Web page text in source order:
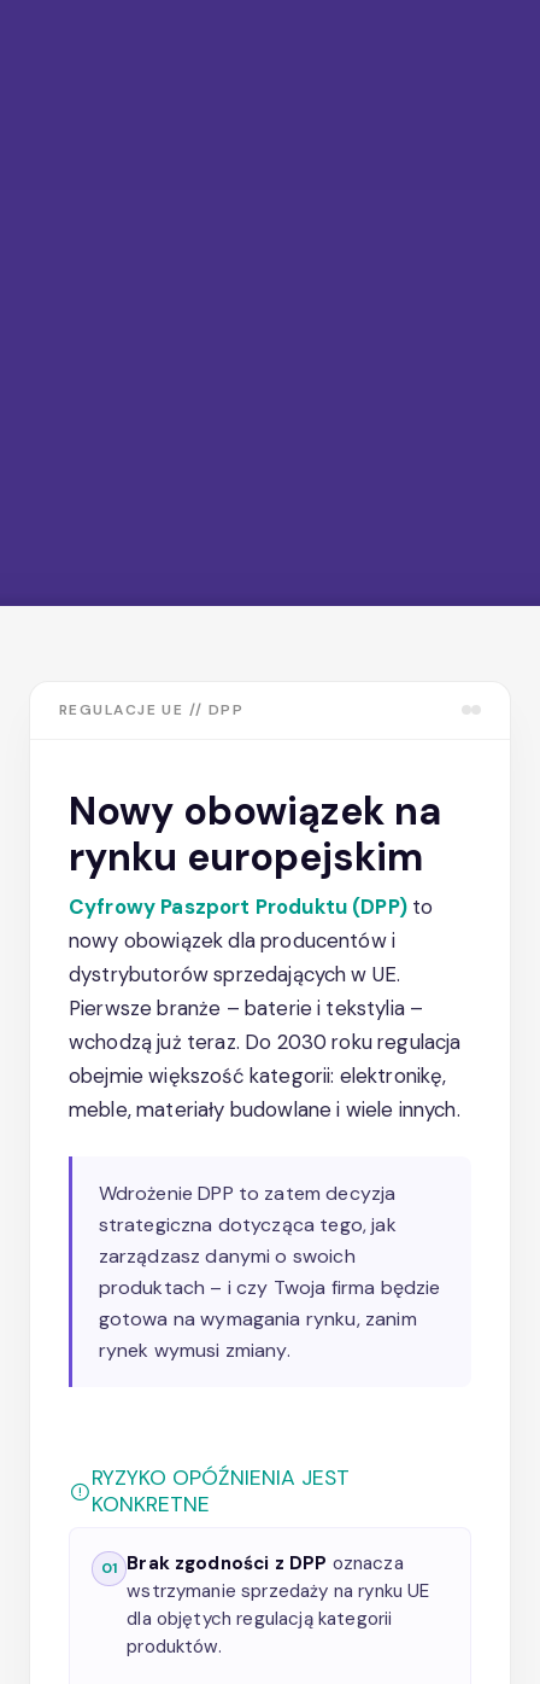
REGULACJE UE // DPP
Nowy obowiązek na
rynku europejskim
Cyfrowy Paszport Produktu (DPP)to
nowy obowiązek dla producentów i
dystrybutorów sprzedających w UE.
Pierwsze branże – baterie i tekstylia –
wchodzą już teraz. Do 2030 roku regulacja
obejmie większość kategorii: elektronikę,
meble, materiały budowlane i wiele innych.
Wdrożenie DPP to zatem decyzja
strategiczna dotycząca tego, jak
zarządzasz danymi o swoich
produktach – i czy Twoja firma będzie
gotowa na wymagania rynku, zanim
rynek wymusi zmiany.
RYZYKO OPÓŹNIENIA JEST
KONKRETNE
01 Brak zgodności z DPP oznacza
wstrzymanie sprzedaży na rynku UE
dla objętych regulacją kategorii
produktów.